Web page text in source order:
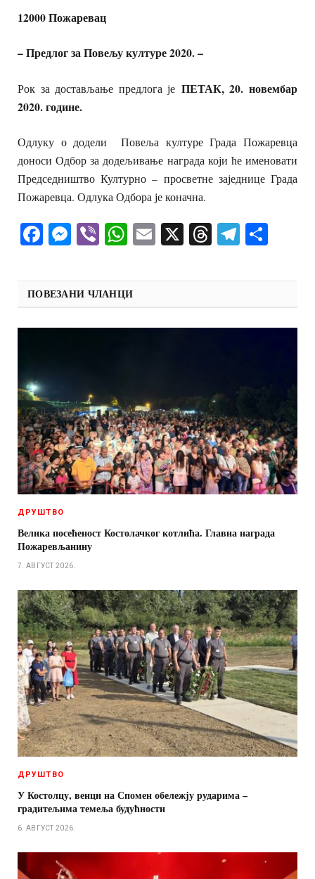
12000 Пожаревац
– Предлог за Повељу културе 2020. –
Рок за достављање предлога је ПЕТАК, 20. новембар
2020. године.
Одлуку о додели Повеља културе Града Пожаревца
доноси Одбор за додељивање награда који ће именовати
Председништво Културно – просветне заједнице Града
Пожаревца. Одлука Одбора је коначна.
Facebook
Messenger
ViberWhatsApp
Email
X Threads
ПОВЕЗАНИ ЧЛАНЦИ
ДРУШТВО
Велика посећеност Костолачког котлића. Главна награда
Пожаревљанину
7. АВГУСТ 2026.
ДРУШТВО
У Костолцу, венци на Спомен обележју рударима –
градитељима темеља будућности
6. АВГУСТ 2026.